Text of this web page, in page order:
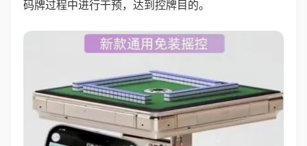
码牌过程中进行干预，达到控牌目的。